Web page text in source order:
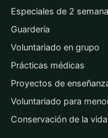
Especiales de 2
Guardería
Voluntariado en grupo
Prácticas médicas
Proyectos de
Voluntariado para
Conservación de la